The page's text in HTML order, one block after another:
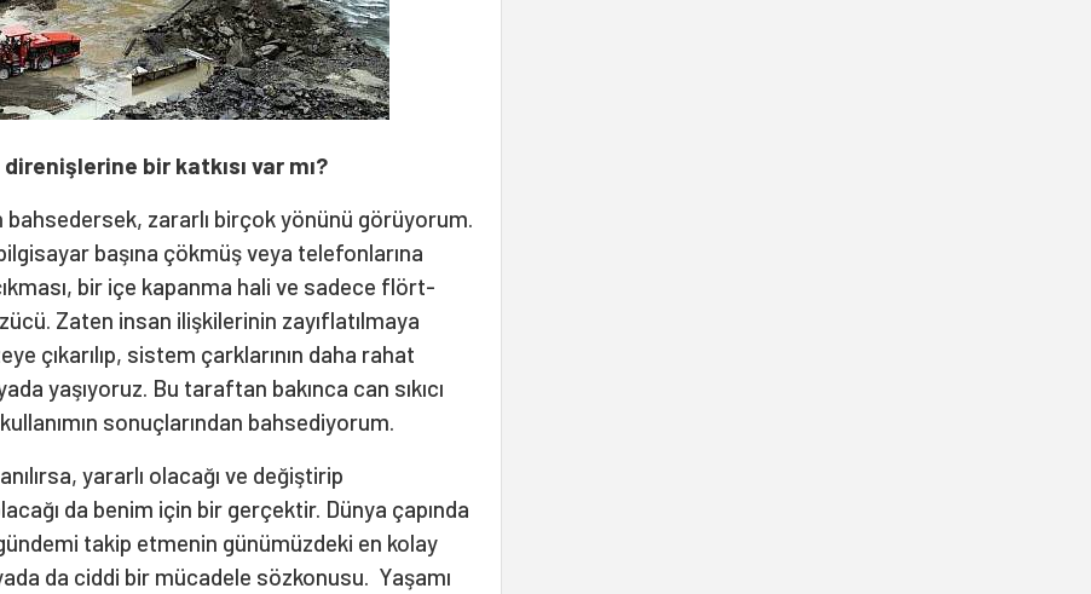
bir katkısı var mı?
zararlı birçok yönünü görüyorum.
başına çökmüş veya telefonlarına
bir içe kapanma hali ve sadece flört-
Zaten insan ilişkilerinin zayıflatılmaya
çıkarılıp, sistem çarklarının daha rahat
yaşıyoruz. Bu taraftan bakınca can sıkıcı
sonuçlarından bahsediyorum.
yararlı olacağı ve değiştirip
da benim için bir gerçektir. Dünya çapında
takip etmenin günümüzdeki en kolay
da ciddi bir mücadele sözkonusu. Yaşamı